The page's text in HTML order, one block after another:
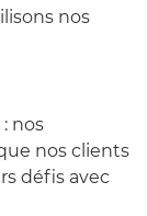
nos
: nos
nos clients
défis avec